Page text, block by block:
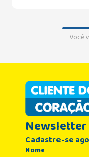
Você
Newsletter
Cadastre-se
Nome